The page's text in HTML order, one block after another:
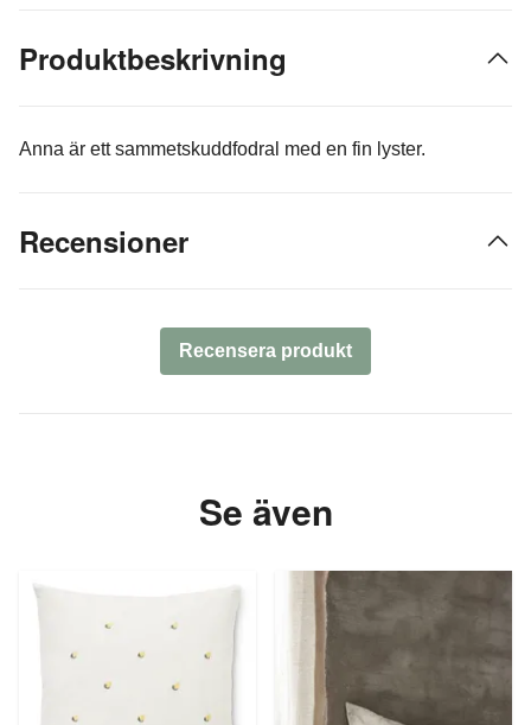
Produktbeskrivning
Anna är ett sammetskuddfodral med en fin lyster.
Recensioner
Recensera produkt
Se även